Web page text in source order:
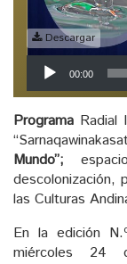
Descargar
00:00
Programa Radial
Mundo”;
descolonización,
las Culturas
En la edición
miércoles